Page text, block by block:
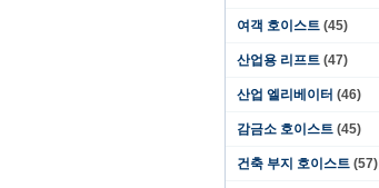
여객 호이스트 (45)
산업용 리프트 (47)
산업 엘리베이터 (46)
감금소 호이스트 (45)
건축 부지 호이스트 (57)